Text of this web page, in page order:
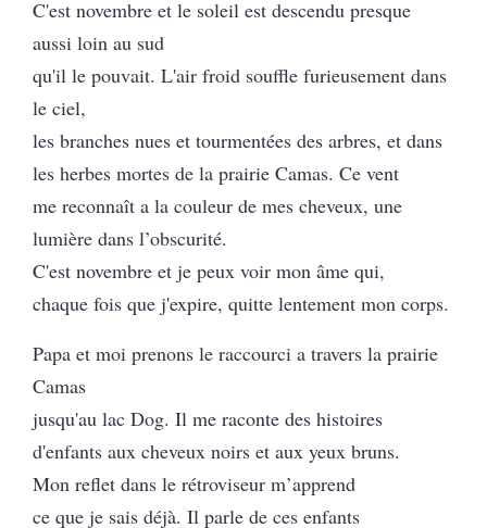
C'est novembre et le soleil est descendu presque
aussi loin au sud
qu'il le pouvait. L'air froid souffle furieusement dans
le ciel,
les branches nues et tourmentées des arbres, et dans
les herbes mortes de la prairie Camas. Ce vent
me reconnaît a la couleur de mes cheveux, une
lumière dans l’obscurité.
C'est novembre et je peux voir mon âme qui,
chaque fois que j'expire, quitte lentement mon corps.
Papa et moi prenons le raccourci a travers la prairie
Camas
jusqu'au lac Dog. Il me raconte des histoires
d'enfants aux cheveux noirs et aux yeux bruns.
Mon reflet dans le rétroviseur m’apprend
ce que je sais déjà. Il parle de ces enfants